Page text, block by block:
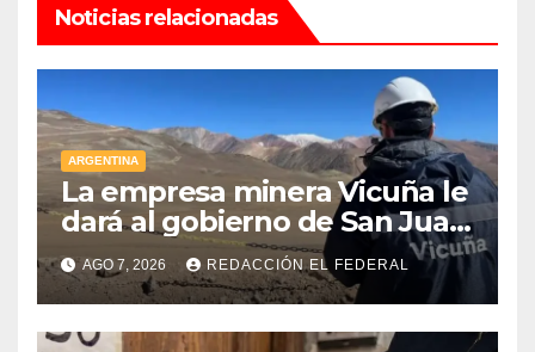
Noticias relacionadas
ARGENTINA
La empresa minera Vicuña le
dará al gobierno de San Juan
U$D 250 millones cómo un
aporte extraordinario y no
reembolsable
AGO 7, 2026 REDACCIÓN EL FEDERAL